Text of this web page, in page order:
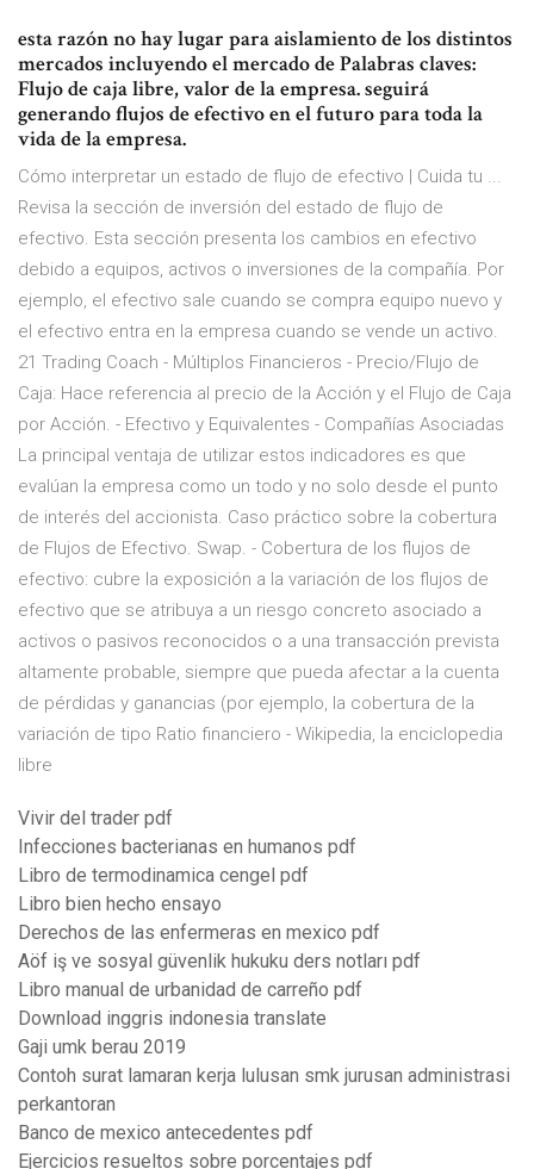
esta razón no hay lugar para aislamiento de los distintos
mercados incluyendo el mercado de Palabras claves:
Flujo de caja libre, valor de la empresa. seguirá
generando flujos de efectivo en el futuro para toda la
vida de la empresa.
Cómo interpretar un estado de flujo de efectivo | Cuida tu ...
Revisa la sección de inversión del estado de flujo de
efectivo. Esta sección presenta los cambios en efectivo
debido a equipos, activos o inversiones de la compañía. Por
ejemplo, el efectivo sale cuando se compra equipo nuevo y
el efectivo entra en la empresa cuando se vende un activo.
21 Trading Coach - Múltiplos Financieros - Precio/Flujo de
Caja: Hace referencia al precio de la Acción y el Flujo de Caja
por Acción. - Efectivo y Equivalentes - Compañías Asociadas
La principal ventaja de utilizar estos indicadores es que
evalúan la empresa como un todo y no solo desde el punto
de interés del accionista. Caso práctico sobre la cobertura
de Flujos de Efectivo. Swap. - Cobertura de los flujos de
efectivo: cubre la exposición a la variación de los flujos de
efectivo que se atribuya a un riesgo concreto asociado a
activos o pasivos reconocidos o a una transacción prevista
altamente probable, siempre que pueda afectar a la cuenta
de pérdidas y ganancias (por ejemplo, la cobertura de la
variación de tipo Ratio financiero - Wikipedia, la enciclopedia
libre
Vivir del trader pdf
Infecciones bacterianas en humanos pdf
Libro de termodinamica cengel pdf
Libro bien hecho ensayo
Derechos de las enfermeras en mexico pdf
Aöf iş ve sosyal güvenlik hukuku ders notları pdf
Libro manual de urbanidad de carreño pdf
Download inggris indonesia translate
Gaji umk berau 2019
Contoh surat lamaran kerja lulusan smk jurusan administrasi
perkantoran
Banco de mexico antecedentes pdf
Ejercicios resueltos sobre porcentajes pdf